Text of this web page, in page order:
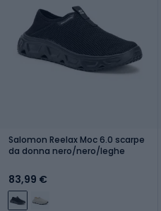
Salomon Reelax Moc 6.0 scarpe
da donna nero/nero/leghe
83,99 €